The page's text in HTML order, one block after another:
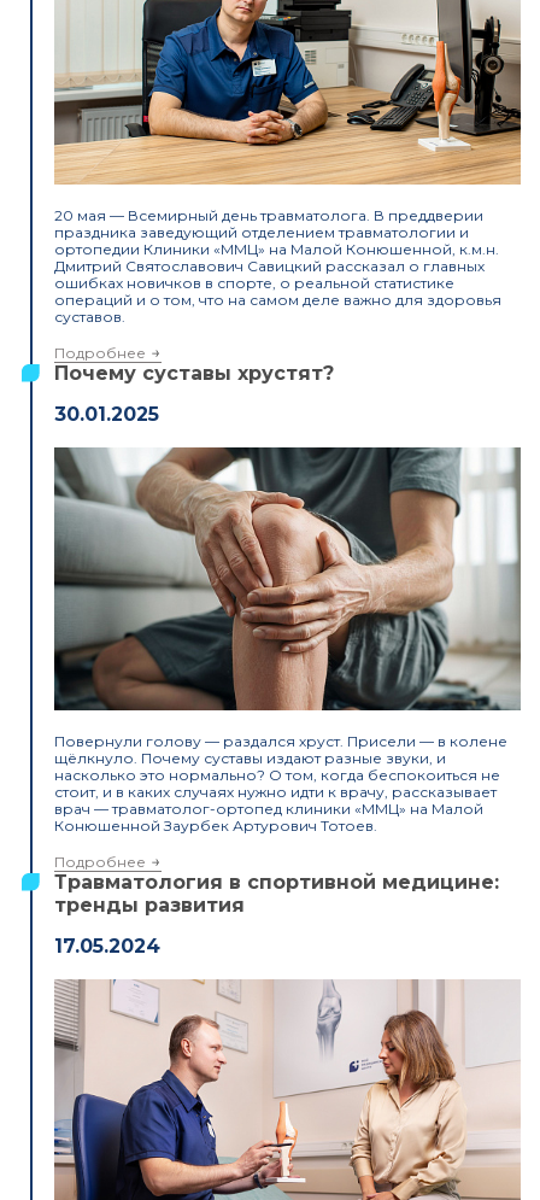
20 мая — Всемирный день травматолога. В преддверии
праздника заведующий отделением травматологии и
ортопедии Клиники «ММЦ» на Малой Конюшенной, к.м.н.
Дмитрий Святославович Савицкий рассказал о главных
ошибках новичков в спорте, о реальной статистике
операций и о том, что на самом деле важно для здоровья
суставов.
Подробнее
Почему суставы хрустят?
30.01.2025
Повернули голову — раздался хруст. Присели — в колене
щёлкнуло. Почему суставы издают разные звуки, и
насколько это нормально? О том, когда беспокоиться не
стоит, и в каких случаях нужно идти к врачу, рассказывает
врач — травматолог-ортопед клиники «ММЦ» на Малой
Конюшенной Заурбек Артурович Тотоев.
Подробнее
Травматология в спортивной медицине:
тренды развития
17.05.2024